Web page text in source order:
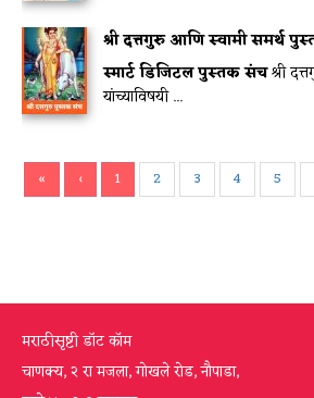
श्री दत्तगुरु आणि स्वामी समर्थ
स्मार्ट डिजिटल पुस्तक संचश्री
यांच्याविषयी ...
« ‹ 1 2 3 4 5
मराठीसृष्टी डॉट कॉम
चाणक्य, २ रा मजला, गोखले रोड, नौपाडा,